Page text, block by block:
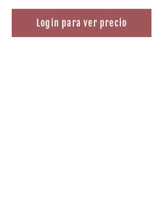
Login para ver precio